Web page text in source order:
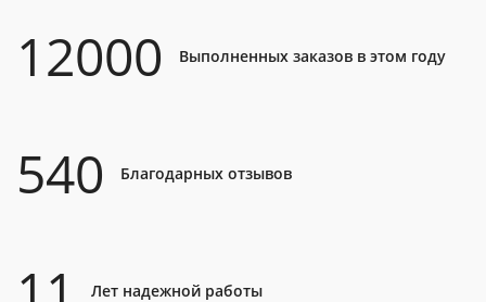
12000 Выполненных заказов в этом году
540 Благодарных отзывов
Лет надежной работы